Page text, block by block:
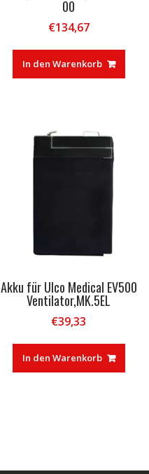
00
€134,67
In den Warenkorb
Akku für Ulco Medical EV500
Ventilator,MK.5EL
€39,33
In den Warenkorb